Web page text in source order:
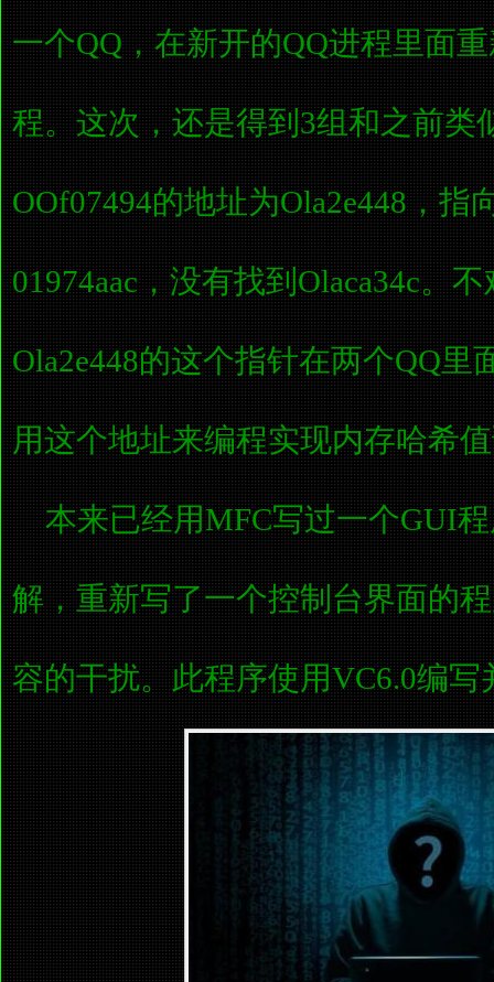
一个QQ，在新开的QQ进程里面
程。这次，还是得到3组和之前类
OOf07494的地址为Ola2e448，指
01974aac，没有找到Olaca34c。
Ola2e448的这个指针在两个QQ里
用这个地址来编程实现内存哈希
本来已经用MFC写过一个GUI
解，重新写了一个控制台界面的
容的干扰。此程序使用VC6.0编写